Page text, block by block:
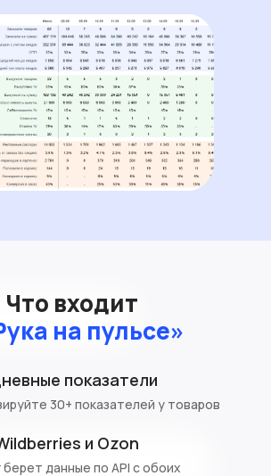
анализировать данные от
неделе!
весь бизнес
показатели
30+ показателей у товаров
берет данные по API с обоих
и Ozon
Что входит
на пульсе»